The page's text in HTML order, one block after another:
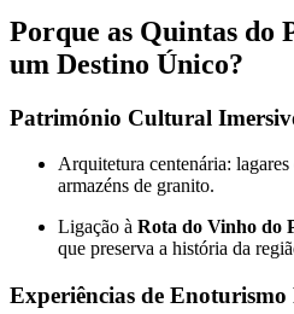
Porque as Quintas do
um Destino Único?
Património Cultural
Arquitetura centenária:
armazéns de granito.
Ligação à Rota do Vinho do
que preserva a história da
Experiências de Enoturismo